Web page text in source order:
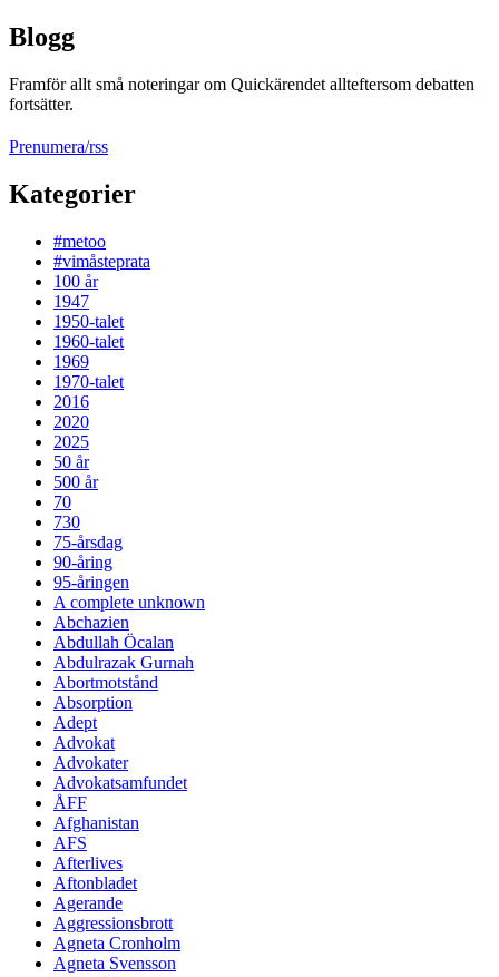
Blogg
Framför allt små noteringar om Quickärendet allteftersom debatten
fortsätter.
Prenumera/rss
Kategorier
#metoo
#vimåsteprata
100 år
1947
1950-talet
1960-talet
1969
1970-talet
2016
2020
2025
50 år
500 år
70
730
75-årsdag
90-åring
95-åringen
A complete unknown
Abchazien
Abdullah Öcalan
Abdulrazak Gurnah
Abortmotstånd
Absorption
Adept
Advokat
Advokater
Advokatsamfundet
ÅFF
Afghanistan
AFS
Afterlives
Aftonbladet
Agerande
Aggressionsbrott
Agneta Cronholm
Agneta Svensson